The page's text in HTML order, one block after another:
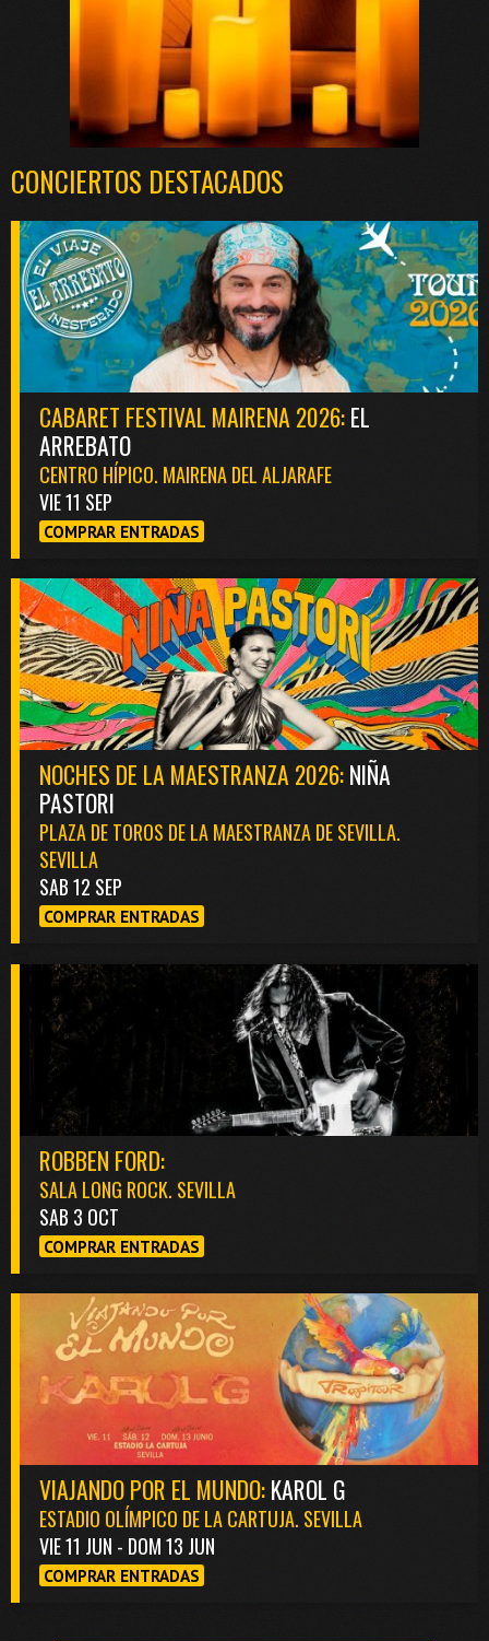
CONCIERTOS DESTACADOS
CABARET FESTIVAL MAIRENA 2026:EL
ARREBATO
CENTRO HÍPICO. MAIRENA DEL ALJARAFE
VIE 11 SEP
COMPRAR ENTRADAS
NOCHES DE LA MAESTRANZA 2026:NIÑA
PASTORI
PLAZA DE TOROS DE LA MAESTRANZA DE SEVILLA.
SEVILLA
SAB 12 SEP
COMPRAR ENTRADAS
ROBBEN FORD:
SALA LONG ROCK. SEVILLA
SAB 3 OCT
COMPRAR ENTRADAS
VIAJANDO POR EL MUNDO:KAROL G
ESTADIO OLÍMPICO DE LA CARTUJA. SEVILLA
VIE 11 JUN - DOM 13 JUN
COMPRAR ENTRADAS